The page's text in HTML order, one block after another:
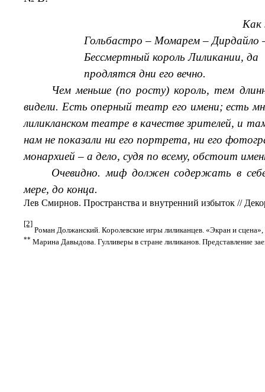
Как
Гольбастро – Момарем –
Бессмертный король Лиликании, да
продлятся дни его вечно.
Чем меньше (по росту) король, тем
видели. Есть оперный театр его имени; есть
лиликланском театре в качестве зрителей, и
нам не показали ни его портрета, ни его
монархией – а дело, судя по всему, обстоит
Очевидно. миф должен содержать в
мере, до конца.
Лев Смирнов. Пространства и внутренний избыток //
[2]
Роман Должанский. Королевские игры лиликанцев. «Экран и
** Марина Давыдова. Гулливеры в стране лиликанов. Представление